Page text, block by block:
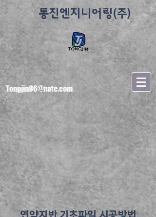
통진엔지니어링(주)
Tongjin96@nate.com